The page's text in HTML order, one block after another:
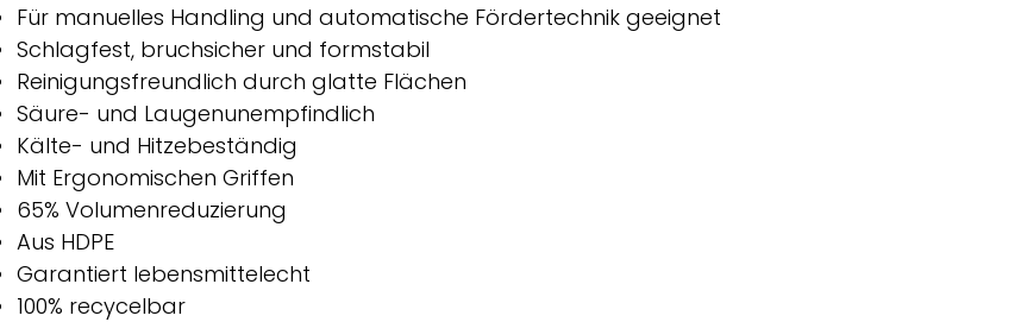
Für manuelles Handling und automatische Fördertechnik geeignet
Schlagfest, bruchsicher und formstabil
Reinigungsfreundlich durch glatte Flächen
Säure- und Laugenunempfindlich
Kälte- und Hitzebeständig
Mit Ergonomischen Griffen
65% Volumenreduzierung
Aus HDPE
Garantiert lebensmittelecht
100% recycelbar